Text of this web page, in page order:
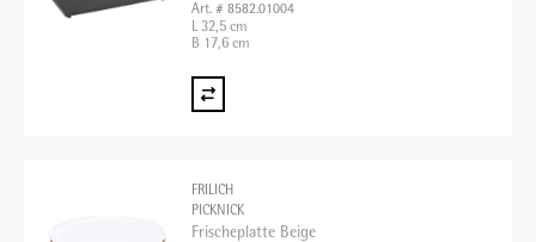
Art. # 8582.01004
L 32,5 cm
B 17,6 cm
FRILICH
PICKNICK
Frischeplatte Beige